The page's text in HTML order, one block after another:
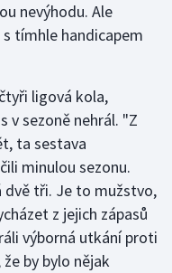
nevýhodu. Ale
tímhle handicapem
ligová kola,
v sezoně nehrál. "Z
ta sestava
minulou sezonu.
dvě tři. Je to mužstvo,
z jejich zápasů
výborná utkání proti
by bylo nějak